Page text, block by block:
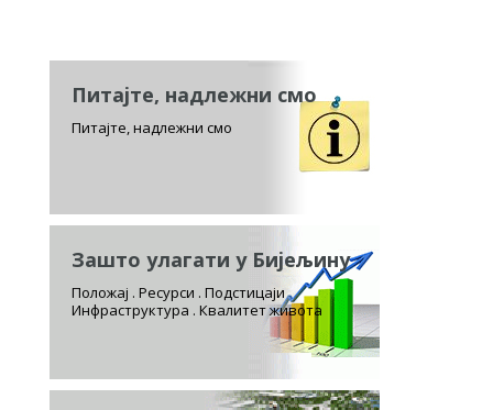
Питајте, надлежни смо
Питајте, надлежни смо
Зашто улагати у Бијељину
Положај . Ресурси . Подстицаји
Инфраструктура . Квалитет живота